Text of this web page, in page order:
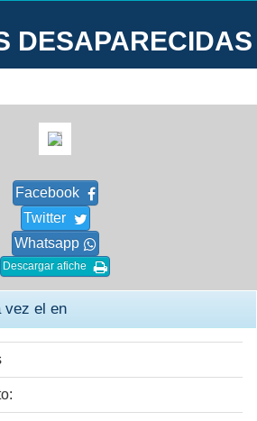
DESAPARECIDAS
Facebook
Twitter
Whatsapp
Descargar afiche
vez el en